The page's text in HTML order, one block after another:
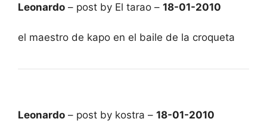
Leonardo – post by El tarao – 18-01-2010
el maestro de kapo en el baile de la croqueta
Leonardo – post by kostra – 18-01-2010